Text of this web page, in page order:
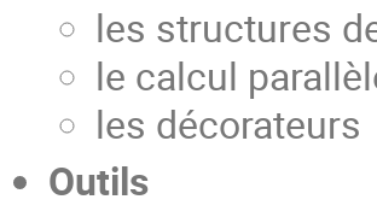
les structures
le calcul
les décorateurs
Outils